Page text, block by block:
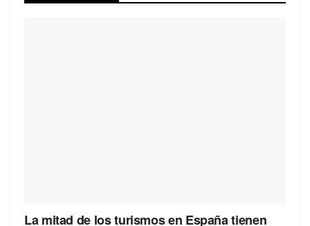
La mitad de los turismos en España tienen